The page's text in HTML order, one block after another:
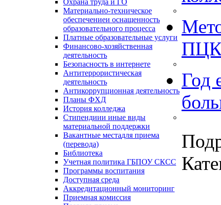
Охрана труда и ГО
Материально-техническое
обеспечениеи оснащенность
образовательного процесса
Платные образовательные услуги
Финансово-хозяйственная
деятельность
Безопасность в интернете
Антитеррористическая
деятельность
Антикоррупционная деятельность
Планы ФХД
История колледжа
Стипендиии иные виды
материальной поддержки
Вакантные местадля приема
(перевода)
Библиотека
Учетная политика ГБПОУ СКСС
Программы воспитания
Доступная среда
Аккредитационный мониторинг
Приемная комиссия
Год